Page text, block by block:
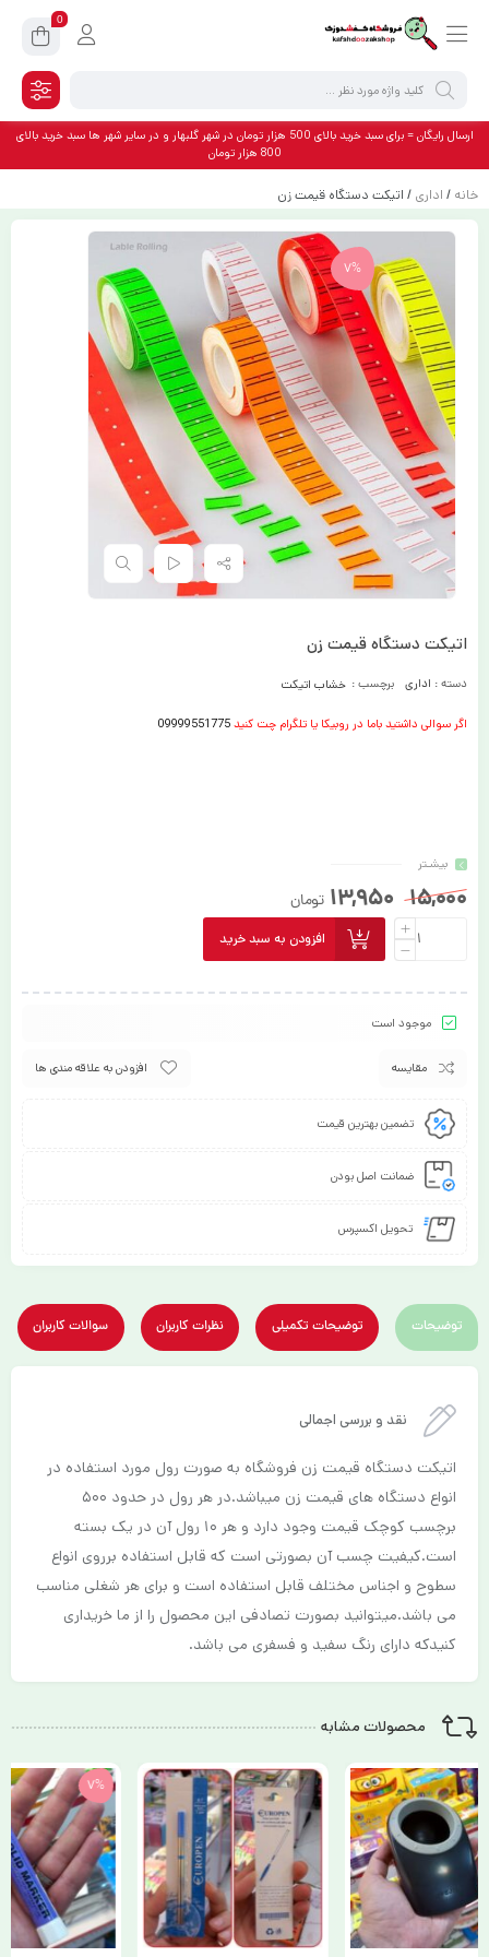
0
ارسال رایگان = برای سبد خرید بالای 500 هزار تومان در شهر گلبهار و در سایر شهر ها سبد خرید بالای
800 هزار تومان
خانه / اداری / اتیکت دستگاه قیمت زن
7%
اتیکت دستگاه قیمت زن
دسته : اداری برچسب : خشاب اتیکت
اگر سوالی داشتید باما در روبیکا یا تلگرام چت کنید09999551775
بیشـتر
15,000
13,950 تومان
افزودن به سبد خرید
موجود است
مقایسه افزودن به علاقه مندی ها
تضمین بهترین قیمت
ضمانت اصل بودن
تحویل اکسپرس
توضیحات توضیحات تکمیلی نظرات کاربران سوالات کاربران
نقد و بررسی اجمالی
اتیکت دستگاه قیمت زن فروشگاه به صورت رول مورد استفاده در
انواع دستگاه های قیمت زن میباشد.در هر رول در حدود ۵۰۰
برچسب کوچک قیمت وجود دارد و هر ۱۰ رول آن در یک بسته
است.کیفیت چسب آن بصورتی است که قابل استفاده برروی انواع
سطوح و اجناس مختلف قابل استفاده است و برای هر شغلی مناسب
می باشد.میتوانید بصورت تصادفی این محصول را از ما خریداری
کنیدکه دارای رنگ سفید و فسفری می باشد.
محصولات مشابه